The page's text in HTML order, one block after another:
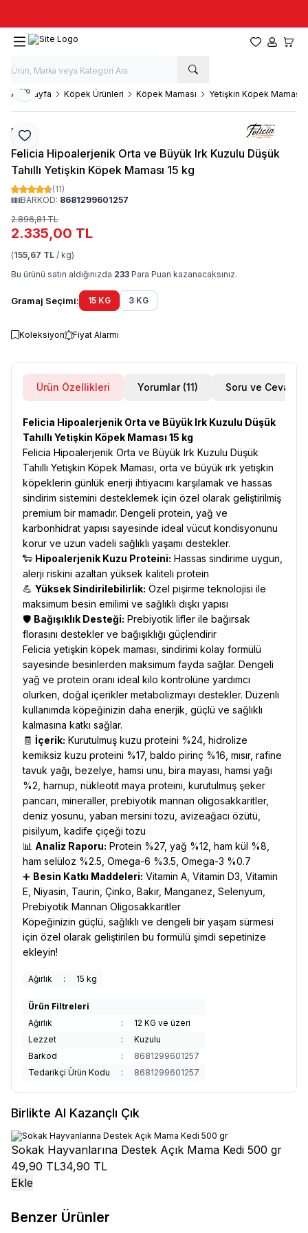
Favorilerim
Hesabım
Ana Sayfa Köpek Ürünleri Köpek Maması Yetişkin Köpek Maması
Favoriye Ekle
Paylaş
Felicia
Felicia Hipoalerjenik Orta ve Büyük Irk Kuzulu Düşük
Tahıllı Yetişkin Köpek Maması 15 kg
(11)
BARKOD: 8681299601257
2.896,81TL
2.335,00 TL
(155,67 TL / kg)
Bu ürünü satın aldığınızda 233 Para Puan kazanacaksınız.
Gramaj Seçimi: 15 KG 3 KG
Koleksiyon Fiyat Alarmı
Ürün Özellikleri Yorumlar (11) Soru ve Cevap
Felicia Hipoalerjenik Orta ve Büyük Irk Kuzulu Düşük
Tahıllı Yetişkin Köpek Maması 15 kg
Felicia Hipoalerjenik Orta ve Büyük Irk Kuzulu Düşük
Tahıllı Yetişkin Köpek Maması, orta ve büyük ırk yetişkin
köpeklerin günlük enerji ihtiyacını karşılamak ve hassas
sindirim sistemini desteklemek için özel olarak geliştirilmiş
premium bir mamadır. Dengeli protein, yağ ve
karbonhidrat yapısı sayesinde ideal vücut kondisyonunu
korur ve uzun vadeli sağlıklı yaşamı destekler.
🐑 Hipoalerjenik Kuzu Proteini: Hassas sindirime uygun,
alerji riskini azaltan yüksek kaliteli protein
💪 Yüksek Sindirilebilirlik: Özel pişirme teknolojisi ile
maksimum besin emilimi ve sağlıklı dışkı yapısı
🛡️ Bağışıklık Desteği: Prebiyotik lifler ile bağırsak
florasını destekler ve bağışıklığı güçlendirir
Felicia yetişkin köpek maması, sindirimi kolay formülü
sayesinde besinlerden maksimum fayda sağlar. Dengeli
yağ ve protein oranı ideal kilo kontrolüne yardımcı
olurken, doğal içerikler metabolizmayı destekler. Düzenli
kullanımda köpeğinizin daha enerjik, güçlü ve sağlıklı
kalmasına katkı sağlar.
🧾 İçerik: Kurutulmuş kuzu proteini %24, hidrolize
kemiksiz kuzu proteini %17, baldo pirinç %16, mısır, rafine
tavuk yağı, bezelye, hamsi unu, bira mayası, hamsi yağı
%2, harnup, nükleotit maya proteini, kurutulmuş şeker
pancarı, mineraller, prebiyotik mannan oligosakkaritler,
deniz yosunu, yaban mersini tozu, avizeağacı özütü,
pisilyum, kadife çiçeği tozu
📊 Analiz Raporu: Protein %27, yağ %12, ham kül %8,
ham selüloz %2.5, Omega-6 %3.5, Omega-3 %0.7
➕ Besin Katkı Maddeleri: Vitamin A, Vitamin D3, Vitamin
E, Niyasin, Taurin, Çinko, Bakır, Manganez, Selenyum,
Prebiyotik Mannan Oligosakkaritler
Köpeğinizin güçlü, sağlıklı ve dengeli bir yaşam sürmesi
için özel olarak geliştirilen bu formülü şimdi sepetinize
ekleyin!
Ağırlık : 15 kg
Ürün Filtreleri
Ağırlık
:
12 KG ve üzeri
Lezzet
:
Kuzulu
Barkod
:
8681299601257
Tedarikçi Ürün Kodu
: 8681299601257
Birlikte Al Kazançlı Çık
Sokak Hayvanlarına Destek Açık Mama Kedi 500 gr
49,90 TL34,90 TL
Ekle
Benzer Ürünler